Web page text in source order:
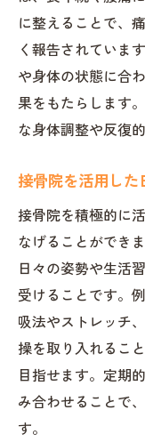
に整えることで、
く報告されていま
や身体の状態に合
果をもたらします
な身体調整や反復
接骨院を活用した
接骨院を積極的に
なげることができ
日々の姿勢や生活
受けることです。
吸法やストレッチ
操を取り入れるこ
目指せます。定期
み合わせることで
す。